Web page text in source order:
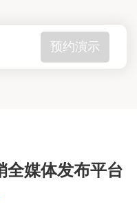
预约演示
全媒体发布平台